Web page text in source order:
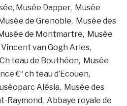
Musée Dapper, Musée
de Grenoble, Musée des
de Montmartre, Musée
van Gogh Arles,
teau de Bouthéon, Musée
€“ ch teau d’Ecouen,
Alésia, Musée des
Raymond, Abbaye royale de